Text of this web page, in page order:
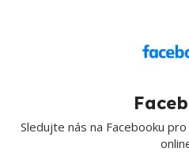
Sledujte nás na Facebooku